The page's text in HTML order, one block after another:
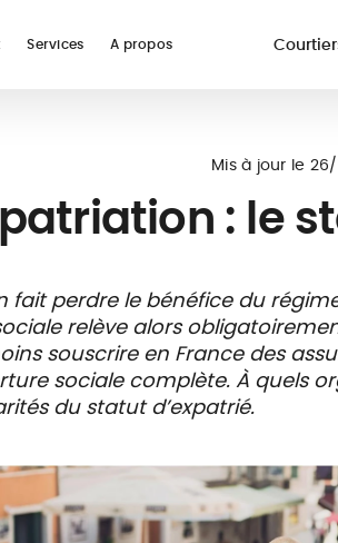
Assurance
études à
l'étranger
voyages
vacances
Glossaire
Services
Prise en charge
hospitalière
Réseaux
soins et
payant
A propos
Mis à jour le 26/
: le
fait perdre le bénéfice du
relève alors
souscrire en France des
sociale complète. À quels
du statut d’expatrié.